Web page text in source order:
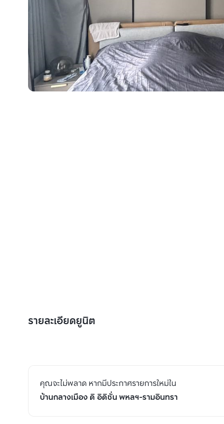
รายละเอียดยูนิต
คุณจะไม่พลาด หากมีประกาศรายการใหม่ใน
บ้านกลางเมือง ดิ อิดิชั่น พหลฯ-รามอินทรา